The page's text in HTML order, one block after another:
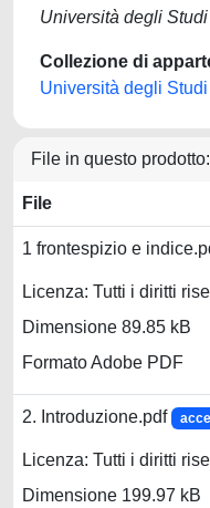
Università degli
Collezione di
Università degli
File in questo prodotto:
File
1 frontespizio e
Licenza: Tutti i diritti
Dimensione 89.85 kB
Formato Adobe PDF
2. Introduzione.pdf
Licenza: Tutti i diritti
Dimensione 199.97 kB